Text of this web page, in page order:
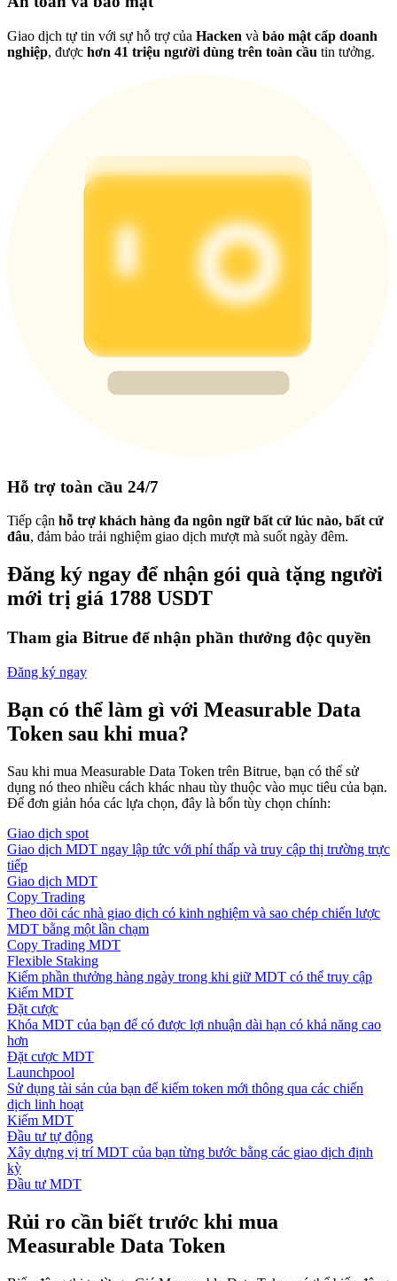
Giao dịch tự tin với sự hỗ trợ của Hacken và bảo mật cấp doanh
nghiệp, được hơn 41 triệu người dùng trên toàn cầu tin tưởng.
Hỗ trợ toàn cầu 24/7
Tiếp cận hỗ trợ khách hàng đa ngôn ngữ bất cứ lúc nào, bất cứ
đâu, đảm bảo trải nghiệm giao dịch mượt mà suốt ngày đêm.
Đăng ký ngay để nhận gói quà tặng người
mới trị giá 1788 USDT
Tham gia Bitrue để nhận phần thưởng độc quyền
Đăng ký ngay
Bạn có thể làm gì với Measurable Data
Token sau khi mua?
Sau khi mua Measurable Data Token trên Bitrue, bạn có thể sử
dụng nó theo nhiều cách khác nhau tùy thuộc vào mục tiêu của bạn.
Để đơn giản hóa các lựa chọn, đây là bốn tùy chọn chính:
Giao dịch spot
Giao dịch MDT ngay lập tức với phí thấp và truy cập thị trường trực
tiếp
Giao dịch MDT
Copy Trading
Theo dõi các nhà giao dịch có kinh nghiệm và sao chép chiến lược
MDT bằng một lần chạm
Copy Trading MDT
Flexible Staking
Kiếm phần thưởng hàng ngày trong khi giữ MDT có thể truy cập
Kiếm MDT
Đặt cược
Khóa MDT của bạn để có được lợi nhuận dài hạn có khả năng cao
hơn
Đặt cược MDT
Launchpool
Sử dụng tài sản của bạn để kiếm token mới thông qua các chiến
dịch linh hoạt
Kiếm MDT
Đầu tư tự động
Xây dựng vị trí MDT của bạn từng bước bằng các giao dịch định
kỳ
Đầu tư MDT
Rủi ro cần biết trước khi mua
Measurable Data Token